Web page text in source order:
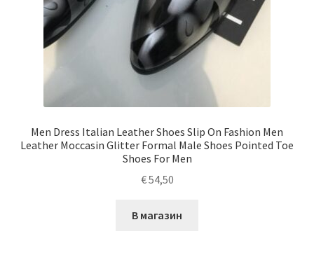
Men Dress Italian Leather Shoes Slip On Fashion Men
Leather Moccasin Glitter Formal Male Shoes Pointed Toe
Shoes For Men
€54,50
В магазин